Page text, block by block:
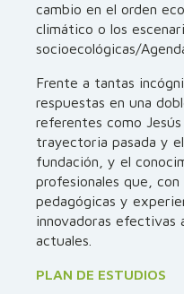
cambio en el orden
climático o los
socioecológicas/
Frente a tantas
respuestas en una
referentes como
trayectoria pasada y
fundación, y el
profesionales que,
pedagógicas y
innovadoras efectivas
actuales.
PLAN DE ESTUDIOS